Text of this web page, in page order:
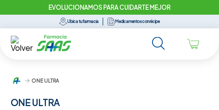
EVOLUCIONAMOS PARA CUIDARTE MEJOR
Ubica tu farmacia Medicamentos con récipe
ONE ULTRA
ONE ULTRA